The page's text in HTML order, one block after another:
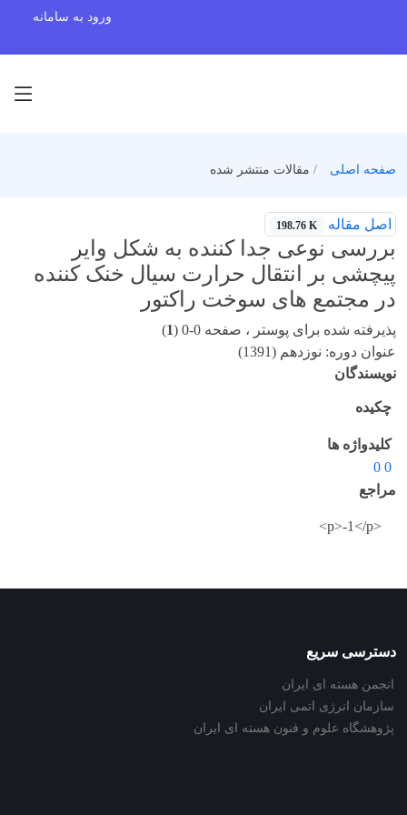
ورود به سامانه
صفحه اصلی مقالات منتشر شده
اصل مقاله 198.76 K
بررسی نوعی جدا کننده به شکل وایر
پیچشی بر انتقال حرارت سیال خنک کننده
در مجتمع های سوخت راکتور
پذیرفته شده برای پوستر ، صفحه 0-0 ( 1
)
عنوان دوره: نوزدهم (1391)
نویسندگان
چکیده
کلیدواژه ها
0 0
مراجع
<p>-1</p>
دسترسی سریع
انجمن هسته ای ایران
سازمان انرژی اتمی ایران
پژوهشگاه علوم و فنون هسته ای ایران